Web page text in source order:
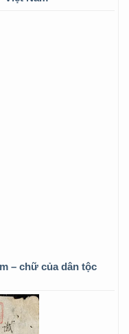
– chữ của dân tộc